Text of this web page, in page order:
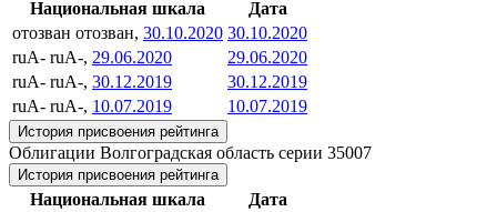
Национальная шкала
Дата
отозван отозван, 30.10.2020 30.10.2020
ruA- ruA-, 29.06.2020
29.06.2020
ruA- ruA-, 30.12.2019
30.12.2019
ruA- ruA-, 10.07.2019 10.07.2019
История присвоения рейтинга
Облигации Волгоградская область серии 35007
История присвоения рейтинга
Национальная шкала
Дата